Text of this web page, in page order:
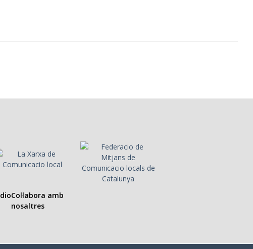
Col·labora amb
nosaltres